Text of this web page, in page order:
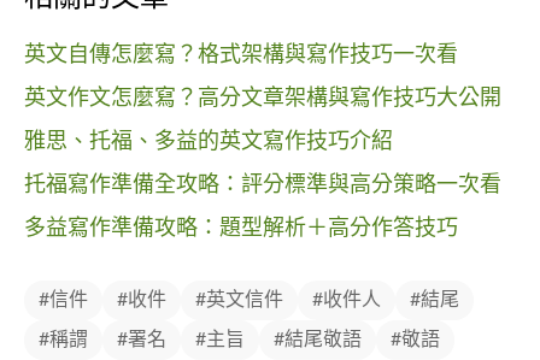
英文自傳怎麼寫？格式架構與寫作技巧一次看
英文作文怎麼寫？高分文章架構與寫作技巧大公開
雅思、托福、多益的英文寫作技巧介紹
托福寫作準備全攻略：評分標準與高分策略一次看
多益寫作準備攻略：題型解析＋高分作答技巧
#信件 #收件 #英文信件 #收件人 #結尾
#稱謂 #署名 #主旨 #結尾敬語 #敬語